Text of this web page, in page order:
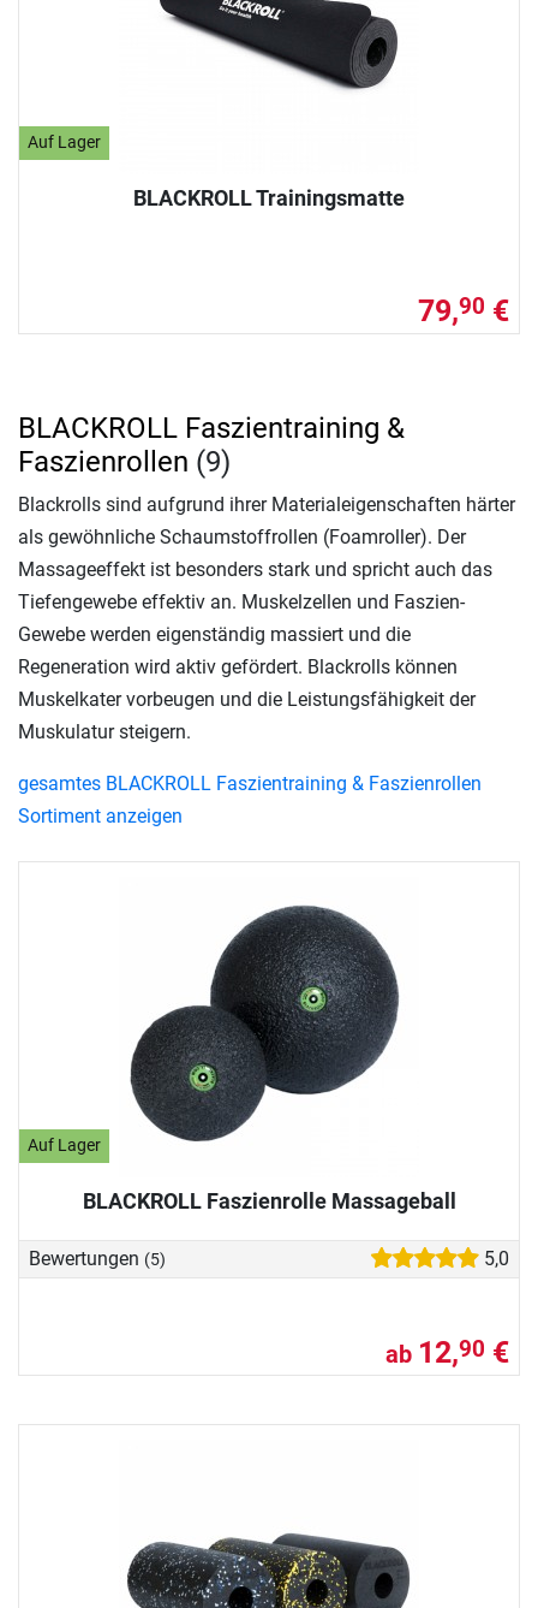
Auf Lager
BLACKROLL Trainingsmatte
79,90 €
Auf Lager
BLACKROLL Faszienrolle Massageball
Bewertungen (5) 5,0
ab 12,90 €
BLACKROLL Faszientraining &
Faszienrollen (9)
Blackrolls sind aufgrund ihrer Materialeigenschaften härter
als gewöhnliche Schaumstoffrollen (Foamroller). Der
Massageeffekt ist besonders stark und spricht auch das
Tiefengewebe effektiv an. Muskelzellen und Faszien-
Gewebe werden eigenständig massiert und die
Regeneration wird aktiv gefördert. Blackrolls können
Muskelkater vorbeugen und die Leistungsfähigkeit der
Muskulatur steigern.
gesamtes BLACKROLL Faszientraining & Faszienrollen
Sortiment anzeigen